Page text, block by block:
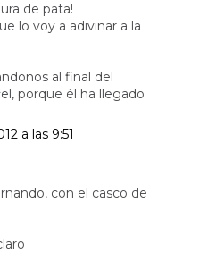
de pata!
lo voy a adivinar a la
al final del
porque él ha llegado
a las 9:51
con el casco de